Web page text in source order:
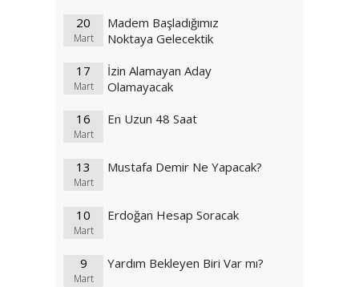
20
Mart
Madem Başladığımız
Noktaya Gelecektik
17
Mart
İzin Alamayan Aday
Olamayacak
16
Mart
En Uzun 48 Saat
13
Mart
Mustafa Demir Ne Yapacak?
10
Mart
Erdoğan Hesap Soracak
9
Mart
Yardım Bekleyen Biri Var mı?